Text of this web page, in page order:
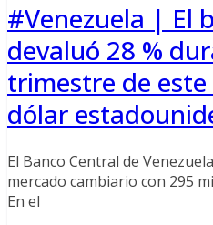
#Venezuela | El
devaluó 28 %
trimestre de
dólar
El Banco Central de
mercado cambiario con 295
En el